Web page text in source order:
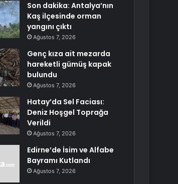
Son dakika: Antalya’nın
Kaş ilçesinde orman
yangını çıktı
Ağustos 7, 2026
Genç kıza ait mezarda
hareketli gümüş kapak
bulundu
Ağustos 7, 2026
Hatay’da Sel Faciası:
Deniz Hoşgel Toprağa
Verildi
Ağustos 7, 2026
Edirne’de İsim ve Alfabe
Bayramı Kutlandı
Ağustos 7, 2026